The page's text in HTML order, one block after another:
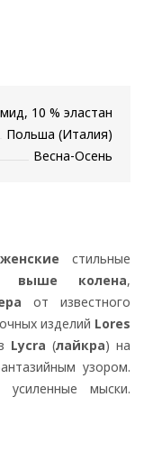
10 % эластан
Польша (Италия)
Весна-Осень
женские стильные
выше колена,
от известного
изделий Lores
Lycra (лайкра) на
узором.
мыски.